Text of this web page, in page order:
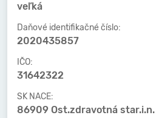
veľká
Daňové identifikačné číslo:
2020435857
IČO:
31642322
SK NACE:
86909 Ost.zdravotná star.i.n.